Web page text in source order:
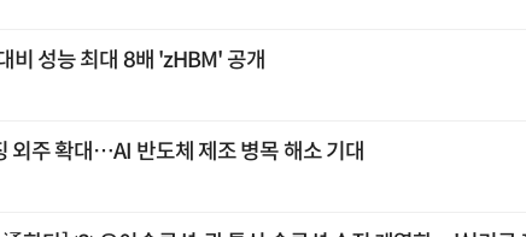
비 성능 최대 8배 'zHBM' 공개
외주 확대…AI 반도체 제조 병목 해소 기대